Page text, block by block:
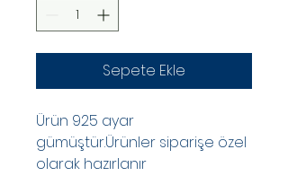
Sepete Ekle
Ürün 925 ayar
gümüştür.Ürünler siparişe özel
olarak hazırlanır